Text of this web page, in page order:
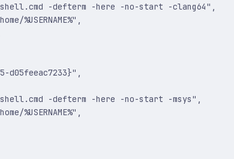
-defterm -here -no-start -clang64" ,
%USERNAME%" ,
d05feeac7233}" ,
-defterm -here -no-start -msys" ,
%USERNAME%" ,